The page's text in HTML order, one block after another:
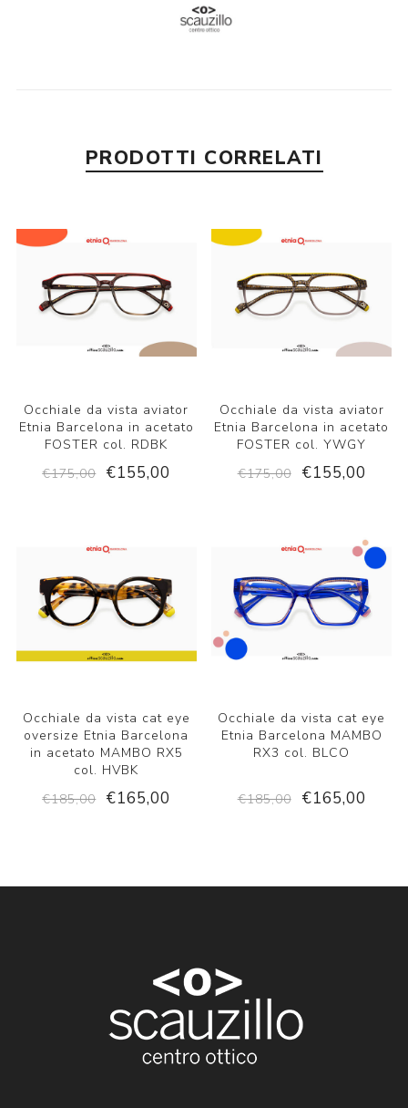
PRODOTTI CORRELATI
Occhiale da vista aviator
Etnia Barcelona in acetato
FOSTER col. RDBK
€175,00
€155,00
Occhiale da vista aviator
Etnia Barcelona in acetato
FOSTER col. YWGY
€175,00
€155,00
Occhiale da vista cat eye
oversize Etnia Barcelona
in acetato MAMBO RX5
col. HVBK
€185,00
€165,00
Occhiale da vista cat eye
Etnia Barcelona MAMBO
RX3 col. BLCO
€185,00 €165,00